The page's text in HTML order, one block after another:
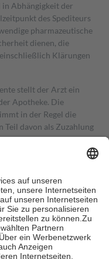
in Abhängigkeit der
des Spediteurs
pharmazeutische
dienen, die
Klärungen
stellt der Arzt ein
Apotheke. Die
in der Regel die
Teil davon als Zuzahlung
in Höhe von zehn
als die tatsächlichen
Online-Apotheken.
beträgt die
zehn Euro je
eigene Gesundheit zu